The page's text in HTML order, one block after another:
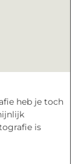
heb je toch
is